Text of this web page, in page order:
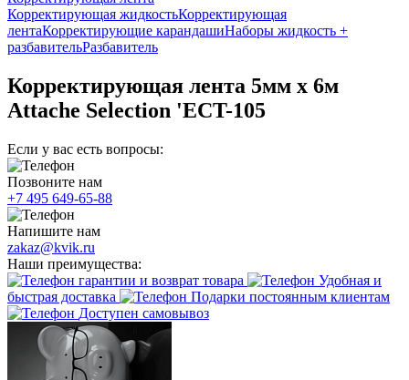
Корректирующая жидкостьКорректирующая
лентаКорректирующие карандашиНаборы жидкость +
разбавительРазбавитель
Корректирующая лента 5мм х 6м
Attache Selection 'ECT-105
Если у вас есть вопросы:
Позвоните нам
+7 495 649-65-88
Напишите нам
zakaz@kvik.ru
Наши преимущества:
гарантии и возврат товара
Удобная и
быстрая доставка
Подарки постоянным клиентам
Доступен самовывоз